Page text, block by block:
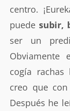
centro.
puede subir,
ser un
Obviamente
cogía
creo que
Después he